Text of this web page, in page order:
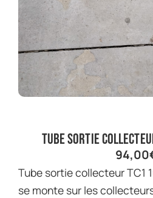
tube sortie
94,00
tube sortie collecteur TC1
se monte sur les